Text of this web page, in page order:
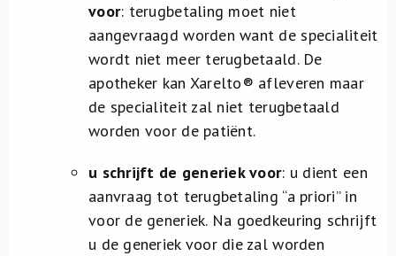
voor: terugbetaling moet niet
aangevraagd worden want de specialiteit
wordt niet meer terugbetaald. De
apotheker kan Xarelto® afleveren maar
de specialiteit zal niet terugbetaald
worden voor de patiënt.
u schrijft de generiek voor: u dient een
aanvraag tot terugbetaling “a priori” in
voor de generiek. Na goedkeuring schrijft
u de generiek voor die zal worden